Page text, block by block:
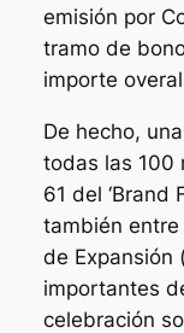
emisión por
tramo de
importe
De hecho,
todas las 100
61 del ‘Brand
también
de Expansión
importantes
celebración